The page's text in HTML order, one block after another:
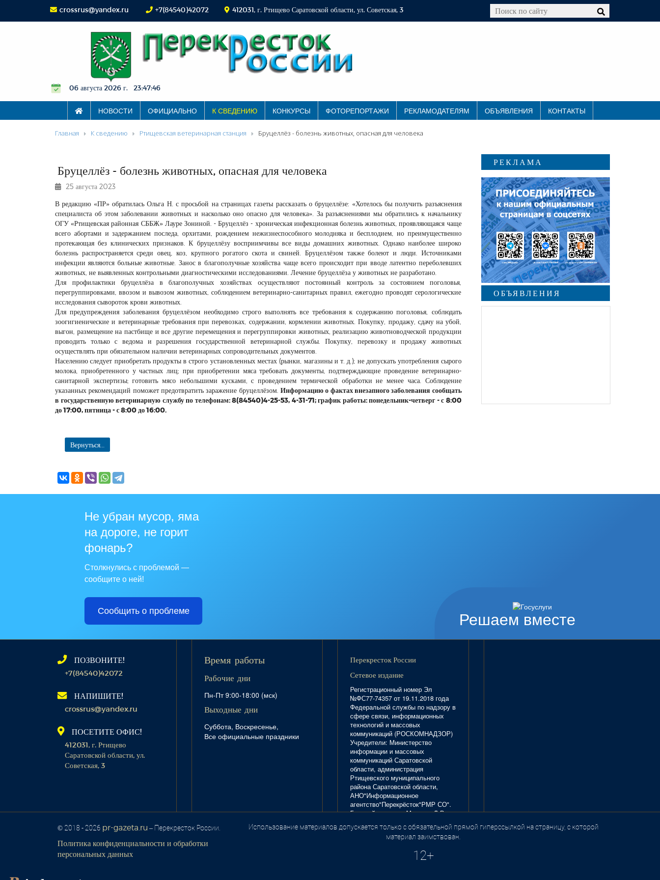
crossrus@yandex.ru +7(84540)42072 412031, г. Ртищево Саратовской области, ул. Советская, 3
06 августа 2026 г. 23:47:46
НОВОСТИ ОФИЦИАЛЬНО К СВЕДЕНИЮ КОНКУРСЫ ФОТОРЕПОРТАЖИ РЕКЛАМОДАТЕЛЯМ ОБЪЯВЛЕНИЯ КОНТАКТЫ
Главная К сведению Ртищевская ветеринарная станция Бруцеллёз - болезнь животных, опасная для человека
Бруцеллёз - болезнь животных, опасная для человека
25 августа 2023
В редакцию «ПР» обратилась Ольга Н. с просьбой на страницах газеты рассказать о бруцеллёзе: «Хотелось бы получить разъяснения
специалиста об этом заболевании животных и насколько оно опасно для человека». За разъяснениями мы обратились к начальнику
ОГУ «Ртищевская районная СББЖ» Лауре Зониной. - Бруцеллёз - хроническая инфекционная болезнь животных, проявляющаяся чаще
всего абортами и задержанием последа, орхитами, рождением нежизнеспособного молодняка и бесплодием, но преимущественно
протекающая без клинических признаков. К бруцеллёзу восприимчивы все виды домашних животных. Однако наиболее широко
болезнь распространяется среди овец, коз, крупного рогатого скота и свиней. Бруцеллёзом также болеют и люди. Источниками
инфекции являются больные животные. Занос в благополучные хозяйства чаще всего происходит при вводе латентно переболевших
животных, не выявленных контрольными диагностическими исследованиями. Лечение бруцеллёза у животных не разработано.
Для профилактики бруцеллёза в благополучных хозяйствах осуществляют постоянный контроль за состоянием поголовья,
перегруппировками, ввозом и вывозом животных, соблюдением ветеринарно-санитарных правил, ежегодно проводят серологические
исследования сывороток крови животных.
Для предупреждения заболевания бруцеллёзом необходимо строго выполнять все требования к содержанию поголовья, соблюдать
зоогигиенические и ветеринарные требования при перевозках, содержании, кормлении животных. Покупку, продажу, сдачу на убой,
выгон, размещение на пастбище и все другие перемещения и перегруппировки животных, реализацию животноводческой продукции
проводить только с ведома и разрешения государственной ветеринарной службы. Покупку, перевозку и продажу животных
осуществлять при обязательном наличии ветеринарных сопроводительных документов.
Населению следует приобретать продукты в строго установленных местах (рынки, магазины и т. д.); не допускать употребления сырого
молока, приобретенного у частных лиц; при приобретении мяса требовать документы, подтверждающие проведение ветеринарно-
санитарной экспертизы; готовить мясо небольшими кусками, с проведением термической обработки не менее часа. Соблюдение
указанных рекомендаций поможет предотвратить заражение бруцеллёзом. Информацию о фактах внезапного заболевания сообщать
в государственную ветеринарную службу по телефонам: 8(84540)4-25-53, 4-31-71; график работы: понедельник-четверг - с 8:00
до 17:00, пятница - с 8:00 до 16:00.
Вернуться...
РЕКЛАМА
ОБЪЯВЛЕНИЯ
Решаем вместе
Не убран мусор, яма
на дороге, не горит
фонарь?
Столкнулись с проблемой —
сообщите о ней!
Сообщить о проблеме
ПОЗВОНИТЕ!
+7(84540)42072
НАПИШИТЕ!
crossrus@yandex.ru
ПОСЕТИТЕ ОФИС!
412031, г. Ртищево
Саратовской области, ул.
Советская, 3
Время работы
Рабочие дни
Пн-Пт 9:00-18:00 (мск)
Выходные дни
Суббота, Воскресенье,
Все официальные праздники
Перекресток России
Сетевое издание
Регистрационный номер Эл
№ФС77-74357 от 19.11.2018 года
Федеральной службы по надзору в
сфере связи, информационных
технологий и массовых
коммуникаций (РОСКОМНАДЗОР)
Учредители: Министерство
информации и массовых
коммуникаций Саратовской
области, администрация
Ртищевского муниципального
района Саратовской области,
АНО"Информационное
агентство"Перекрёсток"РМР СО".
Главный редактор Маркова Л.В.
Тел. 8(84540)4-20-72; отдел
рекламы - 4-29-10.
© 2018 - 2026 pr-gazeta.ru – Перекресток России.
Политика конфиденциальности и обработки
персональных данных
Использование материалов допускается только с обязательной прямой гиперссылкой на страницу, с которой
материал заимствован.
12+